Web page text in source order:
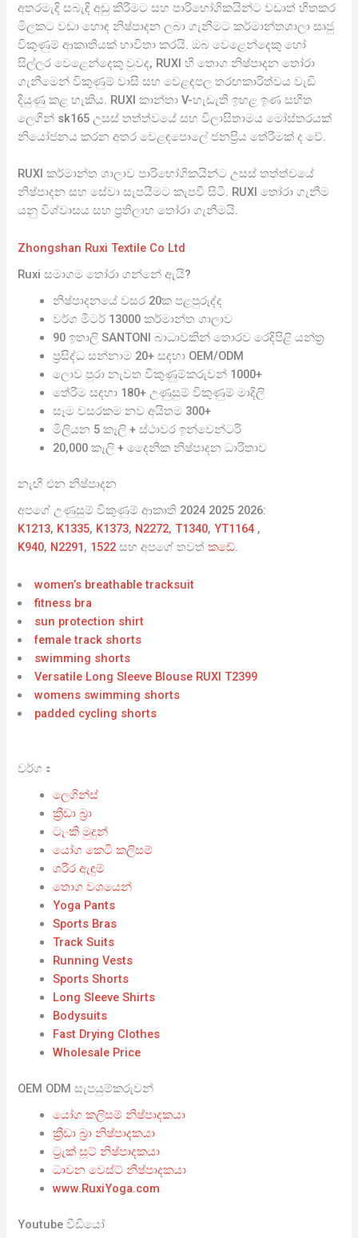
අතරමැදි සබැඳි අඩු කිරීමට සහ පාරිභෝගිකයින්ට වඩාත් හිතකර
මිලකට වඩා හොඳ නිෂ්පාදන ලබා ගැනීමට කර්මාන්තශාලා සෘජු
විකුණුම් ආකෘතියක් භාවිතා කරයි. ඔබ වෙළෙන්දෙකු හෝ
සිල්ලර වෙළෙන්දෙකු වුවද, RUXI හි තොග නිෂ්පාදන තෝරා
ගැනීමෙන් විකුණුම් වාසි සහ වෙළඳපල තරඟකාරිත්වය වැඩි
දියුණු කළ හැකිය. RUXI කාන්තා V-හැඩැති ඉහළ ඉණ සහිත
ලෙගින් sk165 උසස් තත්ත්වයේ සහ විලාසිතාමය මෝස්තරයක්
නියෝජනය කරන අතර වෙළඳපොලේ ජනප්‍රිය තේරීමක් ද වේ.
RUXI කර්මාන්ත ශාලාව පාරිභෝගිකයින්ට උසස් තත්ත්වයේ
නිෂ්පාදන සහ සේවා සැපයීමට කැපවී සිටී. RUXI තෝරා ගැනීම
යනු විශ්වාසය සහ ප්‍රතිලාභ තෝරා ගැනීමයි.
Zhongshan Ruxi Textile Co Ltd
Ruxi සමාගම තෝරා ගන්නේ ඇයි?
නිෂ්පාදනයේ වසර 20ක පළපුරුද්ද
වර්ග මීටර් 13000 කර්මාන්ත ශාලාව
90 ඉතාලි SANTONI බාධාවකින් තොරව රෙදිපිළි යන්ත්‍ර
ප්‍රසිද්ධ සන්නාම 20+ සඳහා OEM/ODM
ලොව පුරා නැවත විකුණුම්කරුවන් 1000+
තේරීම සඳහා 180+ උණුසුම් විකුණුම් මාදිලි
සෑම වසරකම නව අයිතම 300+
මිලියන 5 කෑලි + ස්ථාවර ඉන්වෙන්ටරි
20,000 කෑලි + දෛනික නිෂ්පාදන ධාරිතාව
නැඟී එන නිෂ්පාදන
අපගේ උණුසුම් විකුණුම් ආකෘති 2024 2025 2026:
K1213, K1335, K1373, N2272,T1340,YT1164 ,
K940, N2291, 1522සහ අපගේ තවත්කඩේ.
women’s breathable tracksuit
fitness bra
sun protection shirt
female track shorts
swimming shorts
Versatile Long Sleeve Blouse RUXI T2399
womens swimming shorts
padded cycling shorts
වර්ග：
ලෙගින්ස්
ක්‍රීඩා බ්‍රා
ටැංකි මුදුන්
යෝග කෙටි කලිසම්
ශරීර ඇඳුම්
තොග වශයෙන්
Yoga Pants
Sports Bras
Track Suits
Running Vests
Sports Shorts
Long Sleeve Shirts
Bodysuits
Fast Drying Clothes
Wholesale Price
OEM ODM සැපයුම්කරුවන්
යෝග කලිසම් නිෂ්පාදකයා
ක්‍රීඩා බ්‍රා නිෂ්පාදකයා
ට්‍රැක් සූට් නිෂ්පාදකයා
ධාවන වෙස්ට් නිෂ්පාදකයා
www.RuxiYoga.com
Youtube වීඩියෝ